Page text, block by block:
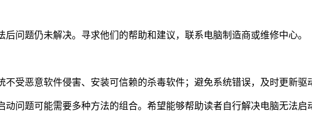
问题仍未解决。寻求他们的帮助和建议，联系电脑制造商或维修中心。
受恶意软件侵害、安装可信赖的杀毒软件；避免系统错误，及时更新驱
问题可能需要多种方法的组合。希望能够帮助读者自行解决电脑无法